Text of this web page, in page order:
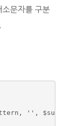
문자를 구분